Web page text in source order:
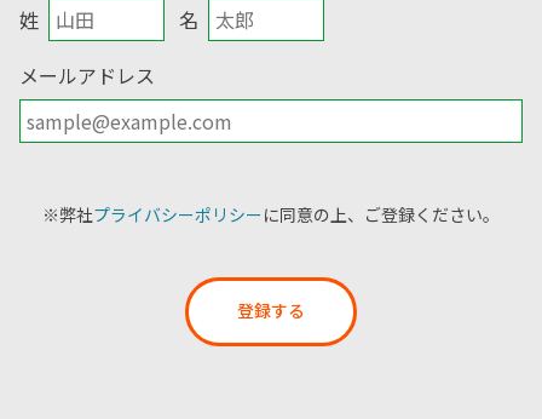
姓
名
メールアドレス
※弊社プライバシーポリシーに同意の上、ご登録ください。
登録する